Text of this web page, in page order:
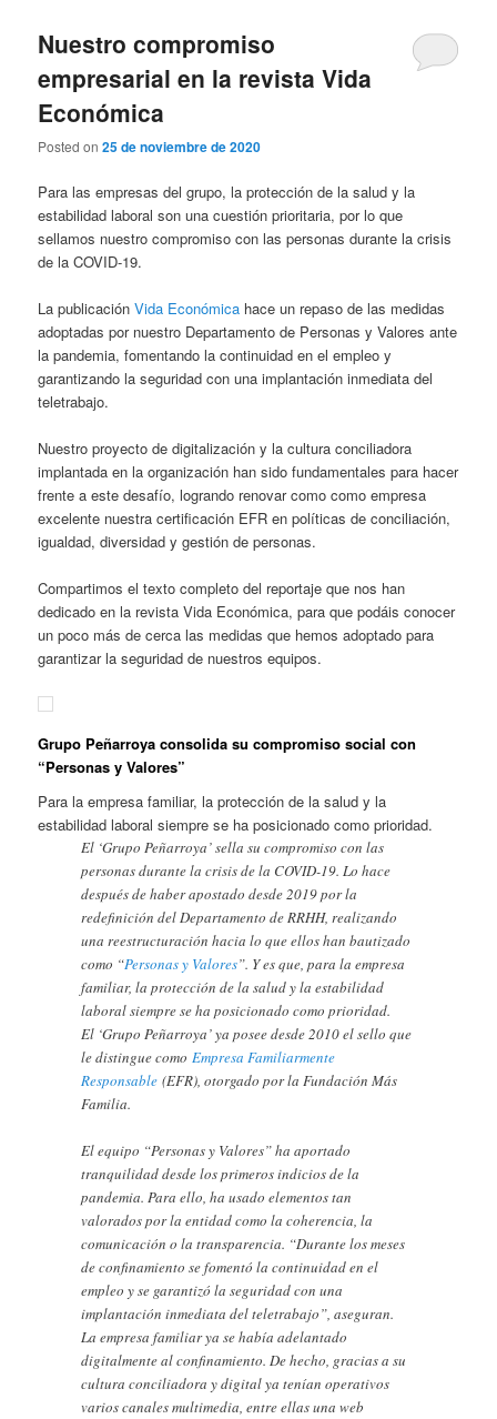
Nuestro compromiso
empresarial en la revista Vida
Económica
Posted on25 de noviembre de 2020
Para las empresas del grupo, la protección de la salud y la
estabilidad laboral son una cuestión prioritaria, por lo que
sellamos nuestro compromiso con las personas durante la crisis
de la COVID-19.
La publicaciónVida Económica hace un repaso de las medidas
adoptadas por nuestro Departamento de Personas y Valores ante
la pandemia, fomentando la continuidad en el empleo y
garantizando la seguridad con una implantación inmediata del
teletrabajo.
Nuestro proyecto de digitalización y la cultura conciliadora
implantada en la organización han sido fundamentales para hacer
frente a este desafío, logrando renovar como como empresa
excelente nuestra certificación EFR en políticas de conciliación,
igualdad, diversidad y gestión de personas.
Compartimos el texto completo del reportaje que nos han
dedicado en la revista Vida Económica, para que podáis conocer
un poco más de cerca las medidas que hemos adoptado para
garantizar la seguridad de nuestros equipos.
Grupo Peñarroya consolida su compromiso social con
“Personas y Valores”
Para la empresa familiar, la protección de la salud y la
estabilidad laboral siempre se ha posicionado como prioridad.
El ‘Grupo Peñarroya’ sella su compromiso con las
personas durante la crisis de la COVID-19. Lo hace
después de haber apostado desde 2019 por la
redefinición del Departamento de RRHH, realizando
una reestructuración hacia lo que ellos han bautizado
como “Personas y Valores”. Y es que, para la empresa
familiar, la protección de la salud y la estabilidad
laboral siempre se ha posicionado como prioridad.
El ‘Grupo Peñarroya’ ya posee desde 2010 el sello que
le distingue comoEmpresa Familiarmente
Responsable (EFR), otorgado por la Fundación Más
Familia.
El equipo “Personas y Valores” ha aportado
tranquilidad desde los primeros indicios de la
pandemia. Para ello, ha usado elementos tan
valorados por la entidad como la coherencia, la
comunicación o la transparencia. “Durante los meses
de confinamiento se fomentó la continuidad en el
empleo y se garantizó la seguridad con una
implantación inmediata del teletrabajo”, aseguran.
La empresa familiar ya se había adelantado
digitalmente al confinamiento. De hecho, gracias a su
cultura conciliadora y digital ya tenían operativos
varios canales multimedia, entre ellas una web